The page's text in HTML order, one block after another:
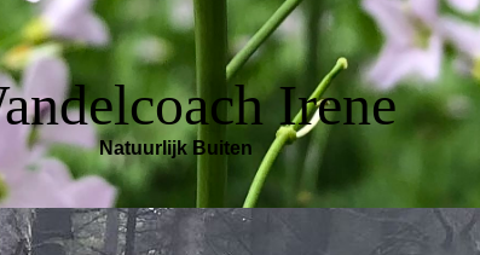
Irene
Natuurlijk Buiten